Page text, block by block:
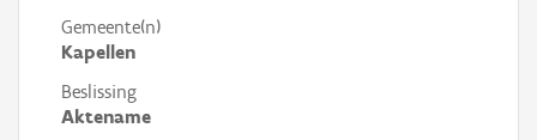
Gemeente(n)
Kapellen
Beslissing
Aktename